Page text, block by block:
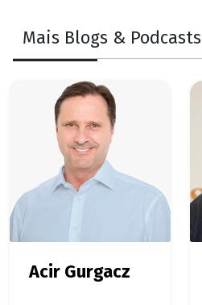
Mais Blogs & Podcasts
Acir Gurgacz